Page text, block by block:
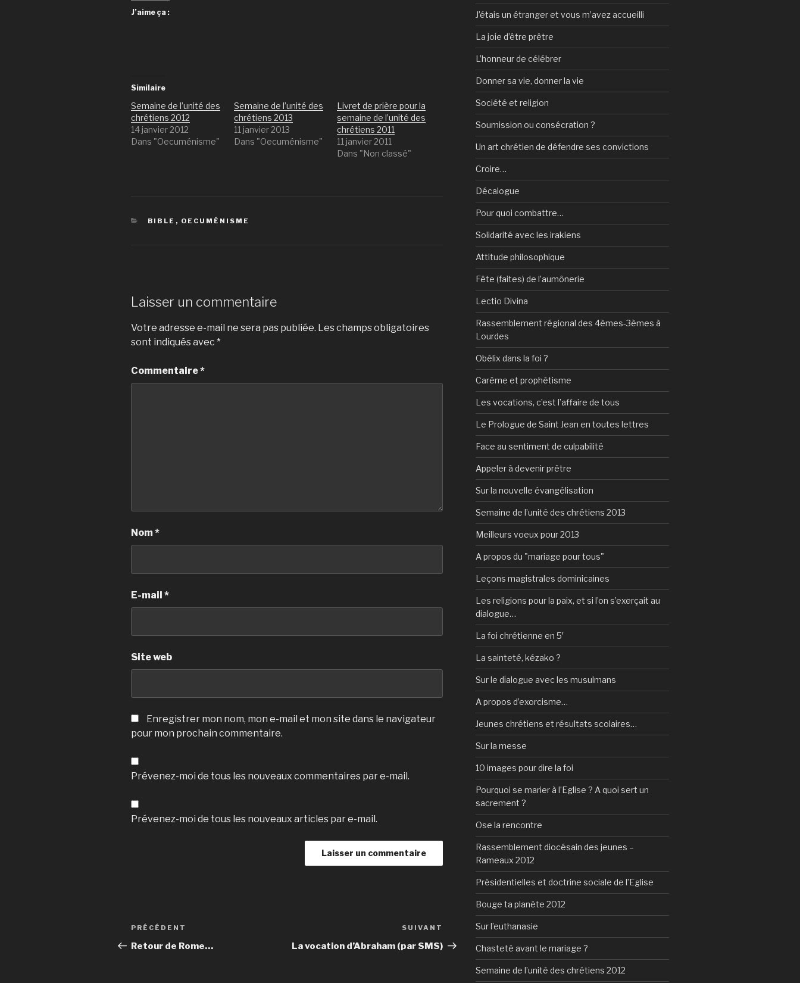
J’aime ça :
Similaire
Semaine de l’unité des
chrétiens 2012
14 janvier 2012
Dans "Oecuménisme"
Semaine de l’unité des
chrétiens 2013
11 janvier 2013
Dans "Oecuménisme"
Livret de prière pour la
semaine de l’unité des
chrétiens 2011
11 janvier 2011
Dans "Non classé"
CATÉGORIES
BIBLE , OECUMÉNISME
Laisser un commentaire
Votre adresse e-mail ne sera pas publiée. Les champs obligatoires
sont indiqués avec *
Commentaire*
Nom*
E-mail *
Site web
Enregistrer mon nom, mon e-mail et mon site dans le navigateur
pour mon prochain commentaire.
Prévenez-moi de tous les nouveaux commentaires par e-mail.
Prévenez-moi de tous les nouveaux articles par e-mail.
Navigation
de
Article
précédent
PRÉCÉDENT
Retour de Rome…
Article
suivant
SUIVANT
La vocation d’Abraham (par SMS)
J’étais un étranger et vous m’avez accueilli
La joie d’être prêtre
L’honneur de célébrer
Donner sa vie, donner la vie
Société et religion
Soumission ou consécration ?
Un art chrétien de défendre ses convictions
Croire…
Décalogue
Pour quoi combattre…
Solidarité avec les irakiens
Attitude philosophique
Fête (faites) de l’aumônerie
Lectio Divina
Rassemblement régional des 4èmes-3èmes à
Lourdes
Obélix dans la foi ?
Carême et prophétisme
Les vocations, c’est l’affaire de tous
Le Prologue de Saint Jean en toutes lettres
Face au sentiment de culpabilité
Appeler à devenir prêtre
Sur la nouvelle évangélisation
Semaine de l’unité des chrétiens 2013
Meilleurs voeux pour 2013
A propos du "mariage pour tous"
Leçons magistrales dominicaines
Les religions pour la paix, et si l’on s’exerçait au
dialogue…
La foi chrétienne en 5′
La sainteté, kézako ?
Sur le dialogue avec les musulmans
A propos d’exorcisme…
Jeunes chrétiens et résultats scolaires…
Sur la messe
10 images pour dire la foi
Pourquoi se marier à l’Eglise ? A quoi sert un
sacrement ?
Ose la rencontre
Rassemblement diocésain des jeunes –
Rameaux 2012
Présidentielles et doctrine sociale de l’Eglise
Bouge ta planète 2012
Sur l’euthanasie
Chasteté avant le mariage ?
Semaine de l’unité des chrétiens 2012